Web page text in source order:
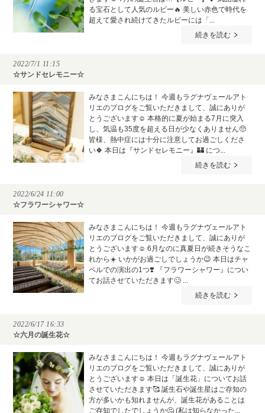
る宝石として人気のルビー🔥 美しい赤色で時代を
超えて愛され続けてきたルビーには「...
続きを読む
2022/7/1 11:15
☆サンドセレモニー☆
みなさまこんにちは！ 今週もラグナヴェールアト
リエのブログをご覧いただきまして、誠にありが
とうございます☺️ 本格的に夏が始まる7月に突入
し、気温も35度を超える日が少なくありません🥺
皆様、熱中症には十分に注意してお過ごしくださ
い🍀 本日は『サンドセレモニー』🏰 につ...
続きを読む
2022/6/24 11:00
☆フラワーシャワー☆
みなさまこんにちは！ 今週もラグナヴェールアト
リエのブログをご覧いただきまして、誠にありが
とうございます☺️ 6月なのに真夏日が続きそうなこ
れから☀️ いかがお過ごしでしょうか😉 本日はチャ
ペルでの演出の1つ❣️ 『フラワーシャワー』につい
てお話させていただきます🥴 ...
続きを読む
2022/6/17 16:33
☆六月の誕生花☆
みなさまこんにちは！ 今週もラグナヴェールアト
リエのブログをご覧いただきまして、誠にありが
とうございます☺️ 本日は「誕生花」についてお話
させていただきます🥰 誕生石や誕生星はご存知の
方が多いかも知れませんが、誕生花があることは
ご存知でしたでしょうか🤔 (私は知らなかった...